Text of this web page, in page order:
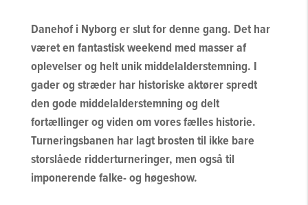
Danehof i Nyborg er slut for denne gang. Det har
været en fantastisk weekend med masser af
oplevelser og helt unik middelalderstemning. I
gader og stræder har historiske aktører spredt
den gode middelalderstemning og delt
fortællinger og viden om vores fælles historie.
Turneringsbanen har lagt brosten til ikke bare
storslåede ridderturneringer, men også til
imponerende falke- og høgeshow.